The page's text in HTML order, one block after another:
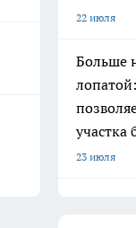
22 июля
Больше
участка
23 июля